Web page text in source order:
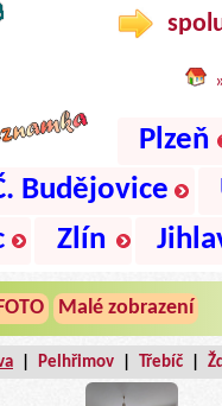
Plzeň
Budějovice
Zlín
Malé zobrazení
Pelhřimov Třebíč